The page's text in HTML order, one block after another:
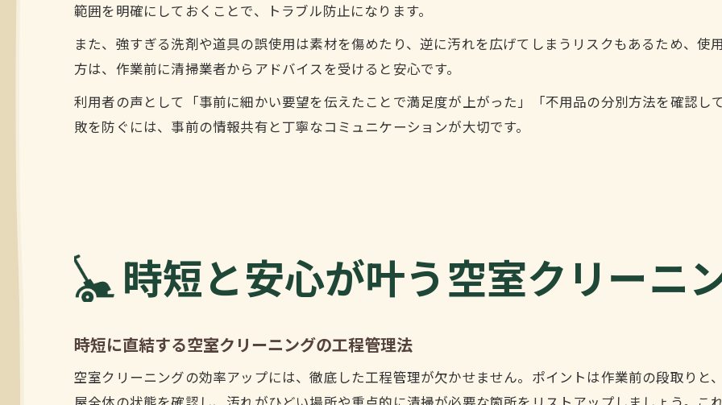
範囲を明確にしておくことで、トラブル防止になります。
また、強すぎる洗剤や道具の誤使用は素材を傷めたり、逆に汚れを広げてしまうリスクもあるため、
方は、作業前に清掃業者からアドバイスを受けると安心です。
利用者の声として「事前に細かい要望を伝えたことで満足度が上がった」「不用品の分別方法を確認し
敗を防ぐには、事前の情報共有と丁寧なコミュニケーションが大切です。
時短と安心が叶う空室クリーニ
時短に直結する空室クリーニングの工程管理法
空室クリーニングの効率アップには、徹底した工程管理が欠かせません。ポイントは作業前の段取りと